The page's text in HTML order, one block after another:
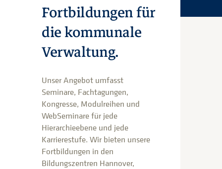
Fortbildungen für
die kommunale
Verwaltung.
Unser Angebot umfasst
Seminare, Fachtagungen,
Kongresse, Modulreihen und
WebSeminare für jede
Hierarchieebene und jede
Karrierestufe. Wir bieten unsere
Fortbildungen in den
Bildungszentren Hannover,